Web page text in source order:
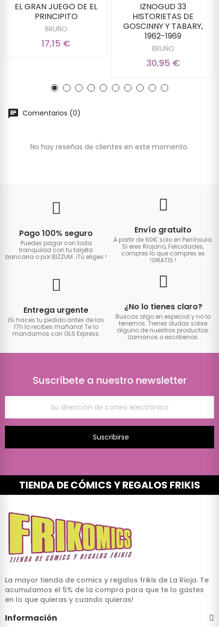
EL GRAN JUEGO DE EL
PRINCIPITO
BRUÑO
17,15 €
IZNOGUD 33
HISTORIETAS DE
GOSCINNY Y TABARY,
1962-1969
BRUÑO
30,95 €
Comentarios (0)
No hay reseñas de clientes en este momento.
Pago 100% seguro
Puedes pagar con toda
tranquilad con tu tarjeta
bancaria o por BIZZUM. ¡Tú eliges !
Envío gratuito
A partir de 60€ solo en Península.
Si eres Riojano, Felicidades,
compres lo que compres es
!GRATIS !
Entrega urgente
iSi haces tu pedido antes de las
17h lo recibes mañana! Te lo
mandamos con GLS Express.
¿No lo tienes claro?
Buscas algo en especial y no lo
tenemos. Tienes dudas sobre
alguno de nuestros productos.
Llamanos o escribenos.
Suscríbete a nuestro newsletter
Suscribirse
TIENDA DE CÓMICS Y REGALOS FRIKIS
La mayor tienda de comics y regalos frikis de La Rioja. Te
acumulamos el 5% de la compra para que te lo gastes
en lo que quieras y cuando quieras!
Información